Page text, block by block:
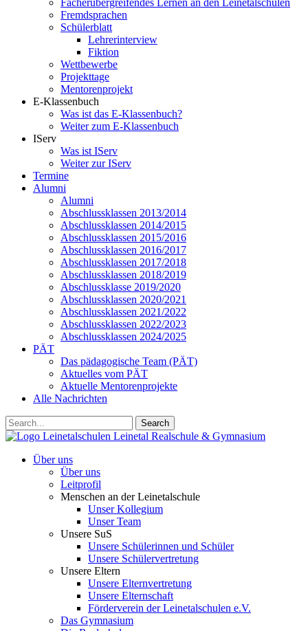
Fächerübergreifendes Lernen an den Leinetalschulen
Fremdsprachen
Schülerblatt
Lehrerinterview
Fiktion
Wettbewerbe
Projekttage
Mentorenprojekt
E-Klassenbuch
Was ist das E-Klassenbuch?
Weiter zum E-Klassenbuch
IServ
Was ist IServ
Weiter zur IServ
Termine
Alumni
Alumni
Abschlussklassen 2013/2014
Abschlussklassen 2014/2015
Abschlussklassen 2015/2016
Abschlussklassen 2016/2017
Abschlussklassen 2017/2018
Abschlussklassen 2018/2019
Abschlussklasse 2019/2020
Abschlussklassen 2020/2021
Abschlussklassen 2021/2022
Abschlussklassen 2022/2023
Abschlussklassen 2024/2025
PÄT
Das pädagogische Team (PÄT)
Aktuelles vom PÄT
Aktuelle Mentorenprojekte
Alle Nachrichten
Search
Leinetalschulen Leinetal Realschule & Gymnasium
Über uns
Über uns
Leitprofil
Menschen an der Leinetalschule
Unser Kollegium
Unser Team
Unsere SuS
Unsere Schülerinnen und Schüler
Unsere Schülervertretung
Unsere Eltern
Unsere Elternvertretung
Unsere Elternschaft
Förderverein der Leinetalschulen e.V.
Das Gymnasium